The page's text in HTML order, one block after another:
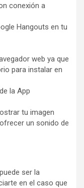
conexión a
Hangouts en tu
web ya que
para instalar en
la App
tu imagen
un sonido de
ser la
en el caso que